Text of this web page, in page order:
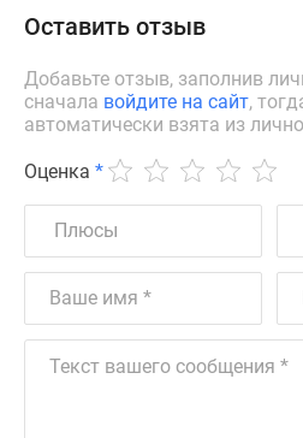
Оставить отзыв
Добавьте отзыв, заполнив
сначала войдите на сайт,
автоматически взята из
Оценка *